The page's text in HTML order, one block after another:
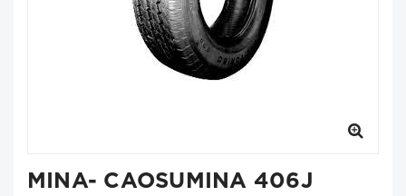
MINA- CAOSUMINA 406J